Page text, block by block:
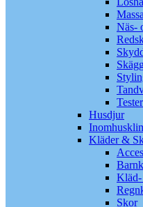
Näs-
Tester
Husdjur
Kläder &
Skor